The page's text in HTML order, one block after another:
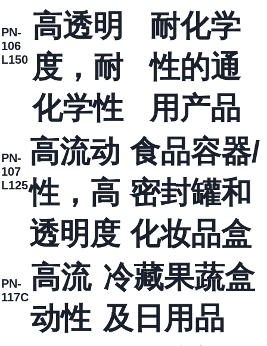
PN-
106
L150
高透明
度，耐
化学性
耐化学
性的通
用产品
PN-
107
L125
高流动
性，高
透明度
食品容器/
密封罐和
化妆品盒
PN-
117C
高流
动性
冷藏果蔬盒
及日用品